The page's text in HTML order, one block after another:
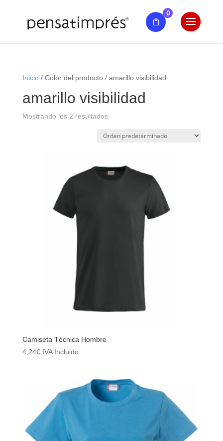
0
Inicio/ Color del producto / amarillo visibilidad
amarillo visibilidad
Mostrando los 2 resultados
Camiseta Técnica Hombre
4,24€ IVA Incluido